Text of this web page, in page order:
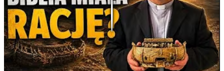
Play